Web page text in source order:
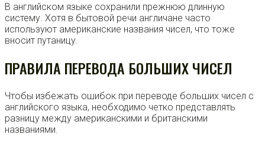
В английском языке сохранили прежнюю длинную
систему. Хотя в бытовой речи англичане часто
используют американские названия чисел, что тоже
вносит путаницу.
ПРАВИЛА ПЕРЕВОДА БОЛЬШИХ ЧИСЕЛ
Чтобы избежать ошибок при переводе больших чисел с
английского языка, необходимо четко представлять
разницу между американскими и британскими
названиями.